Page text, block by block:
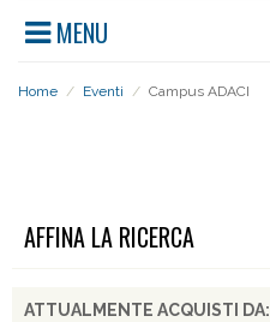
MENU
Home / Eventi / Campus ADACI
AFFINA LA RICERCA
ATTUALMENTE ACQUISTI DA: